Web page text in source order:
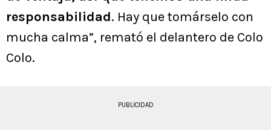
responsabilidad. Hay que tomárselo con
mucha calma”, remató el delantero de Colo
Colo.
PUBLICIDAD